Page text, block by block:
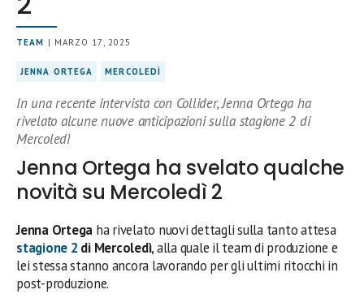
TEAM | MARZO 17, 2025
JENNA ORTEGA MERCOLEDÌ
In una recente intervista con Collider, Jenna Ortega ha
rivelato alcune nuove anticipazioni sulla stagione 2 di
Mercoledì
Jenna Ortega ha svelato qualche
novità su Mercoledì 2
Jenna Ortega ha rivelato nuovi dettagli sulla tanto attesa
stagione 2 di Mercoledì, alla quale il team di produzione e
lei stessa stanno ancora lavorando per gli ultimi ritocchi in
post-produzione.